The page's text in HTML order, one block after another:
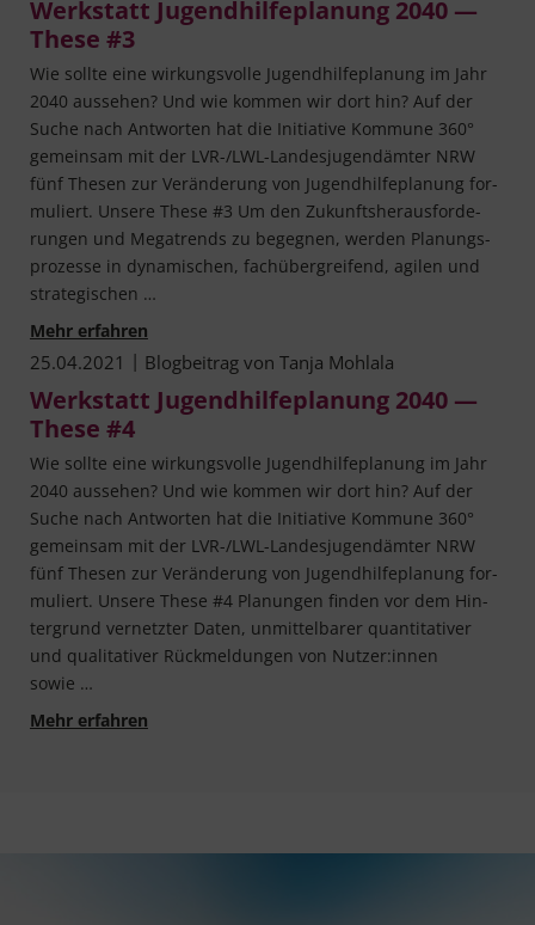
Werkstatt Jugendhilfeplanung 2040 —
These #3
Wie soll­te eine wir­kungs­vol­le Jugend­hil­fe­pla­nung im Jahr
2040 aus­se­hen? Und wie kom­men wir dort hin? Auf der
Suche nach Ant­wor­ten hat die Initia­ti­ve Kom­mu­ne 360°
gemein­sam mit der LVR-/LWL-Lan­­des­­ju­­gen­d­äm­­ter NRW
fünf The­sen zur Ver­än­de­rung von Jugend­hil­fe­pla­nung for­
mu­liert. Unse­re The­se #3 Um den Zukunfts­her­aus­for­de­
run­gen und Mega­trends zu begeg­nen, wer­den Pla­nungs­
pro­zes­se in dyna­mi­schen, fach­über­grei­fend, agi­len und
strategischen …
Mehr erfahrenWerkstatt Jugendhilfeplanung 2040 — These
25.04.2021 | Blogbeitrag von Tanja Mohlala
Werkstatt Jugendhilfeplanung 2040 —
These #4
Wie soll­te eine wir­kungs­vol­le Jugend­hil­fe­pla­nung im Jahr
2040 aus­se­hen? Und wie kom­men wir dort hin? Auf der
Suche nach Ant­wor­ten hat die Initia­ti­ve Kom­mu­ne 360°
gemein­sam mit der LVR-/LWL-Lan­­des­­ju­­gen­d­äm­­ter NRW
fünf The­sen zur Ver­än­de­rung von Jugend­hil­fe­pla­nung for­
mu­liert. Unse­re The­se #4 Pla­nun­gen fin­den vor dem Hin­
ter­grund ver­netz­ter Daten, unmit­tel­ba­rer quan­ti­ta­ti­ver
und qua­li­ta­ti­ver Rück­mel­dun­gen von Nutzer:innen
sowie …
Mehr erfahrenWerkstatt Jugendhilfeplanung 2040 — These